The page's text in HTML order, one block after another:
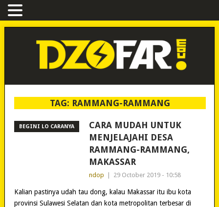
TAG: RAMMANG-RAMMANG
BEGINI LO CARANYA
CARA MUDAH UNTUK
MENJELAJAHI DESA
RAMMANG-RAMMANG,
MAKASSAR
ndop 29 October 2019 - 10:58
Kalian pastinya udah tau dong, kalau Makassar itu ibu kota
provinsi Sulawesi Selatan dan kota metropolitan terbesar di